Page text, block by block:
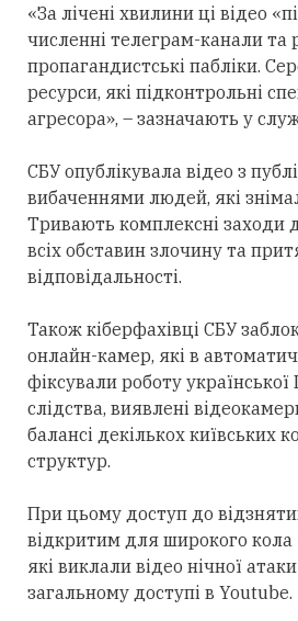
«За лічені хвилини ці відео
численні телеграм-канали та
пропагандистські пабліки.
ресурси, які підконтрольні
агресора», – зазначають у
СБУ опублікувала відео з
вибаченнями людей, які
Тривають комплексні заходи
всіх обставин злочину та
відповідальності.
Також кіберфахівці СБУ
онлайн-камер, які в
фіксували роботу
слідства, виявлені
балансі декількох київських
структур.
При цьому доступ до
відкритим для широкого кола
які виклали відео нічної
загальному доступі в Youtube.